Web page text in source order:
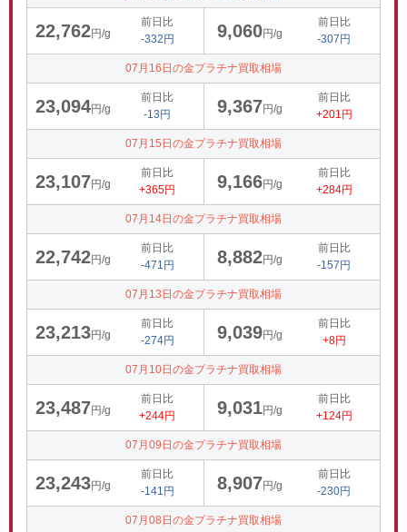
22,762円/g
前日比
-332円
9,060円/g
前日比
-307円
07月16日の金プラチナ買取相場
23,094円/g
前日比
-13円
9,367円/g
前日比
+201円
07月15日の金プラチナ買取相場
23,107円/g
前日比
+365円
9,166円/g
前日比
+284円
07月14日の金プラチナ買取相場
22,742円/g
前日比
-471円
8,882円/g
前日比
-157円
07月13日の金プラチナ買取相場
23,213円/g
前日比
-274円
9,039円/g
前日比
+8円
07月10日の金プラチナ買取相場
23,487円/g
前日比
+244円
9,031円/g
前日比
+124円
07月09日の金プラチナ買取相場
23,243円/g
前日比
-141円
8,907円/g
前日比
-230円
07月08日の金プラチナ買取相場